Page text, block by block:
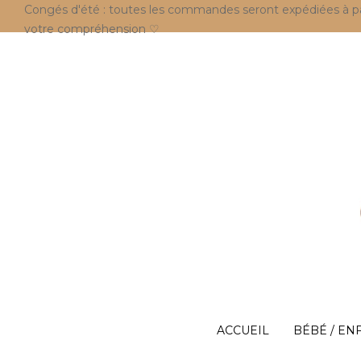
Congés d'été : toutes les commandes seront expédiées à
votre compréhension ♡
ACCUEIL BÉBÉ /